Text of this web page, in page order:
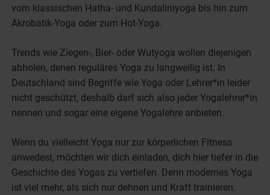
vom klassischen Hatha- und Kundaliniyoga bis hin zum
Akrobatik-Yoga oder zum Hot-Yoga.
Trends wie Ziegen-, Bier- oder Wutyoga wollen diejenigen
abholen, denen reguläres Yoga zu langweilig ist. In
Deutschland sind Begriffe wie Yoga oder Lehrer*in leider
nicht geschützt, deshalb darf sich also jeder Yogalehrer*in
nennen und sogar eine eigene Yogalehre anbieten.
Wenn du vielleicht Yoga nur zur körperlichen Fitness
anwedest, möchten wir dich einladen, dich hier tiefer in die
Geschichte des Yogas zu vertiefen. Denn modernes Yoga
ist viel mehr, als sich nur dehnen und Kraft trainieren.